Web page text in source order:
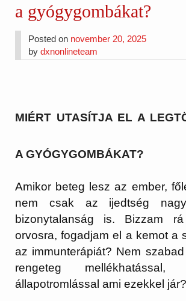
a gyógygombákat?
Posted on november 20, 2025
bydxnonlineteam
MIÉRT UTASÍTJA EL A
A GYÓGYGOMBÁKAT?
Amikor beteg lesz az ember,
nem csak az ijedtség
bizonytalanság is. Bizzam
orvosra, fogadjam el a kemot a
az immunterápiát? Nem
rengeteg mellékhatással,
állapotromlással ami ezekkel jár?